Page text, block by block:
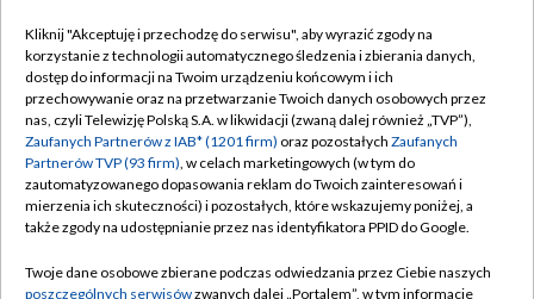
TVP
Abonament TVP
Emisja w TVP
Centrum informacji TVP
Naziemna Telewizja Cyfrowa
Rada Programowa
Regulamin TVP
Polityka prywatności
Moje zgody
Pomoc
Kliknij "Akceptuję i przechodzę do serwisu", aby wyrazić zgody na
korzystanie z technologii automatycznego śledzenia i zbierania danych,
dostęp do informacji na Twoim urządzeniu końcowym i ich
przechowywanie oraz na przetwarzanie Twoich danych osobowych przez
nas, czyli Telewizję Polską S.A. w likwidacji (zwaną dalej również „TVP”),
Zaufanych Partnerów z IAB* (1201 firm) oraz pozostałych Zaufanych
Partnerów TVP (93 firm), w celach marketingowych (w tym do
zautomatyzowanego dopasowania reklam do Twoich zainteresowań i
mierzenia ich skuteczności) i pozostałych, które wskazujemy poniżej, a
także zgody na udostępnianie przez nas identyfikatora PPID do Google.
Twoje dane osobowe zbierane podczas odwiedzania przez Ciebie naszych
poszczególnych serwisówzwanych dalej „Portalem”, w tym informacje